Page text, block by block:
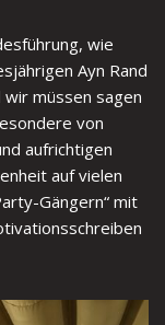
wie
Ayn Rand
müssen sagen
von
aufrichtigen
auf vielen
Gängern“ mit